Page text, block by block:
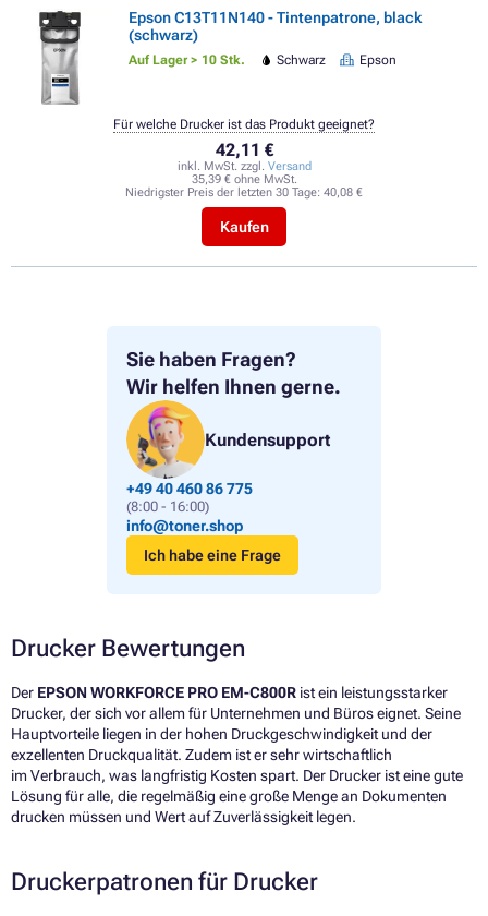
Sie haben Fragen?
Wir helfen Ihnen gerne.
Kundensupport
+49 40 460 86 775
(8:00 - 16:00)
info@toner.shop
Ich habe eine Frage
Epson C13T11N140 - Tintenpatrone, black
(schwarz)
Auf Lager > 10 Stk. Schwarz Epson
42,11 €
inkl. MwSt. zzgl. Versand
35,39 € ohne MwSt.
Niedrigster Preis der letzten 30 Tage: 40,08 €
Kaufen
Für welche Drucker ist das Produkt geeignet?
Drucker Bewertungen
Der EPSON WORKFORCE PRO EM-C800R ist ein leistungsstarker
Drucker, der sich vor allem für Unternehmen und Büros eignet. Seine
Hauptvorteile liegen in der hohen Druckgeschwindigkeit und der
exzellenten Druckqualität. Zudem ist er sehr wirtschaftlich
im Verbrauch, was langfristig Kosten spart. Der Drucker ist eine gute
Lösung für alle, die regelmäßig eine große Menge an Dokumenten
drucken müssen und Wert auf Zuverlässigkeit legen.
Druckerpatronen für Drucker